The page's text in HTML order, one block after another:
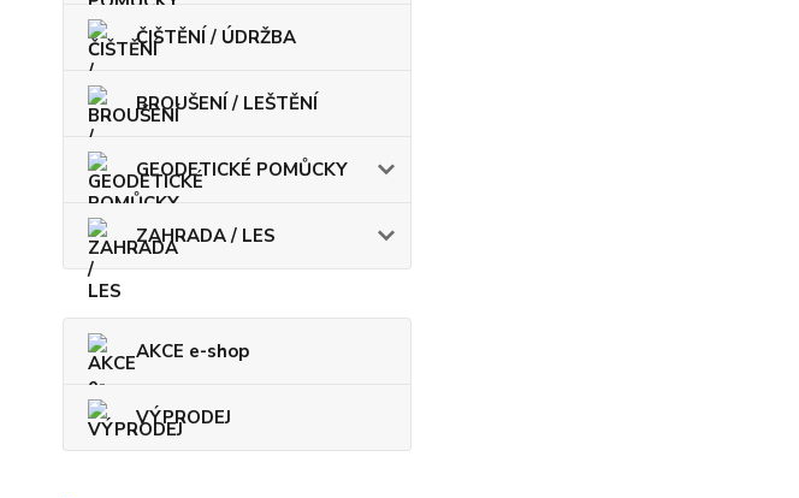
ČIŠTĚNÍ / ÚDRŽBA
BROUŠENÍ / LEŠTĚNÍ
GEODETICKÉ POMŮCKY
ZAHRADA / LES
AKCE e-shop
VÝPRODEJ